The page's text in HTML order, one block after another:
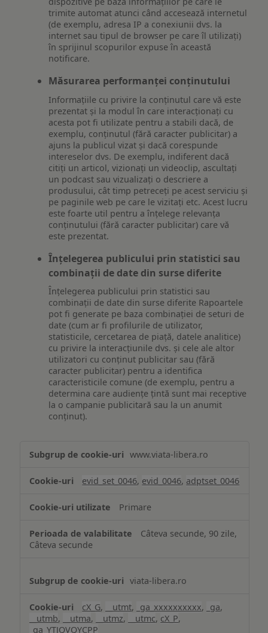
trimite automat atunci când accesează internetul
(de exemplu, adresa IP a conexiunii dvs. la
internet sau tipul de browser pe care îl utilizați)
în sprijinul scopurilor expuse în această
notificare.
Măsurarea performanței conținutului
Informațiile cu privire la conținutul care vă este
prezentat și la modul în care interacționați cu
acesta pot fi utilizate pentru a stabili dacă, de
exemplu, conținutul (fără caracter publicitar) a
ajuns la publicul vizat și dacă corespunde
intereselor dvs. De exemplu, indiferent dacă
citiți un articol, vizionați un videoclip, ascultați
un podcast sau vizualizați o descriere a
produsului, cât timp petreceți pe acest serviciu și
pe paginile web pe care le vizitați etc. Acest lucru
este foarte util pentru a înțelege relevanța
conținutului (fără caracter publicitar) care vă
este prezentat.
Înțelegerea publicului prin statistici sau
combinații de date din surse diferite
Înțelegerea publicului prin statistici sau
combinații de date din surse diferite Rapoartele
pot fi generate pe baza combinației de seturi de
date (cum ar fi profilurile de utilizator,
statisticile, cercetarea de piață, datele analitice)
cu privire la interacțiunile dvs. și cele ale altor
utilizatori cu conținut publicitar sau (fără
caracter publicitar) pentru a identifica
caracteristicile comune (de exemplu, pentru a
determina care audiențe țintă sunt mai receptive
la o campanie publicitară sau la un anumit
conținut).
www.viata-libera.ro
evid_set_0046, evid_0046, adptset_0046
Primare
Câteva secunde, 90 zile,
Câteva secunde
viata-libera.ro
cX_G, __utmt, _ga_xxxxxxxxxx, _ga,
__utmb, __utma, __utmz, __utmc, cX_P,
_ga_YTJQVQYCPP